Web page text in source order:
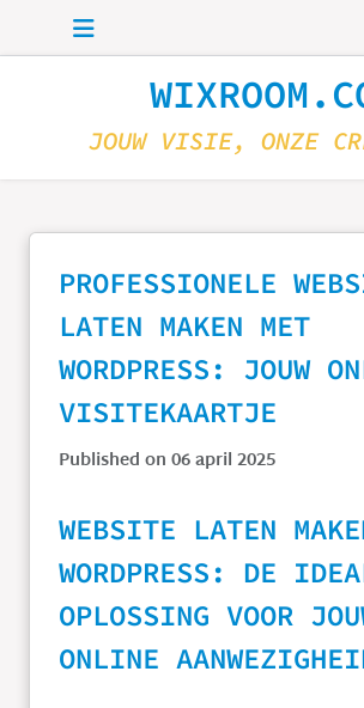
Skip to main content
JOUW VISIE, ONZE
PROFESSIONELE
LATEN MAKEN MET
WORDPRESS: JOUW
VISITEKAARTJE
Published on 06 april 2025
WEBSITE LATEN
WORDPRESS: DE
OPLOSSING VOOR
ONLINE